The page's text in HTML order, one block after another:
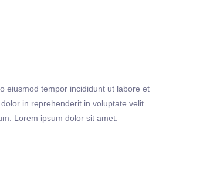
eiusmod tempor incididunt ut labore et
in reprehenderit in voluptate velit
Lorem ipsum dolor sit amet.